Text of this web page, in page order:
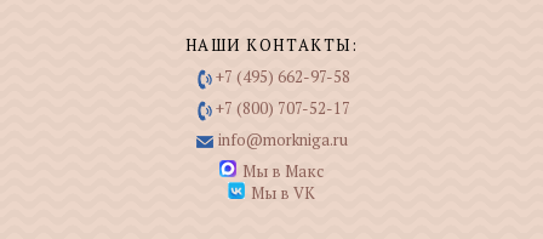
НАШИ КОНТАКТЫ:
+7 (495) 662-97-58
+7 (800) 707-52-17
info@morkniga.ru
Мы в Макс
Мы в VK